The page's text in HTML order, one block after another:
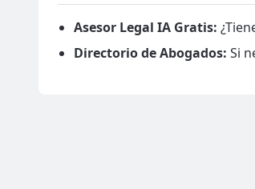
Asesor Legal IA Gratis:
Directorio de Abogados: Si